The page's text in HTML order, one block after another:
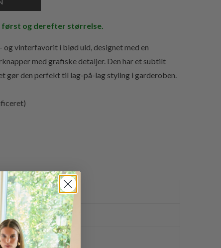
først og derefter størrelse.
og vinterfavorit i blød uld, designet med en
med grafiske detaljer. Den har et subtilt
gør den perfekt til lag-på-lag styling i garderoben.
køb over 400,-